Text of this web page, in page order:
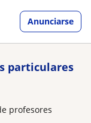
Anunciarse
particulares
profesores